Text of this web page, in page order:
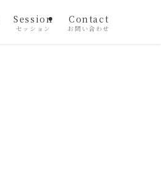
Session
セッション
Contact
お問い合わせ